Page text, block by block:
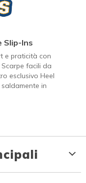
Slip-Ins
e praticità con
facili da
esclusivo Heel
in